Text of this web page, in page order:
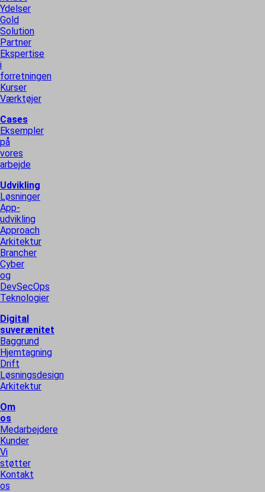
Ydelser
Gold
Solution
Partner
Ekspertise
i
forretningen
Kurser
Værktøjer
Cases
Eksempler
på
vores
arbejde
Udvikling
Løsninger
App-
udvikling
Approach
Arkitektur
Brancher
Cyber
og
DevSecOps
Teknologier
Digital
suverænitet
Baggrund
Hjemtagning
Drift
Løsningsdesign
Arkitektur
Om
os
Medarbejdere
Kunder
Vi
støtter
Kontakt
os